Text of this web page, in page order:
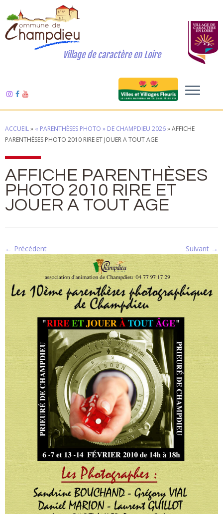
Village de caractère en Loire
ACCUEIL» « PARENTHÈSES PHOTO » DE CHAMPDIEU 2026»AFFICHE
PARENTHÈSES PHOTO 2010 RIRE ET JOUER A TOUT AGE
AFFICHE PARENTHÈSES
PHOTO 2010 RIRE ET
JOUER A TOUT AGE
← Précédent Suivant →